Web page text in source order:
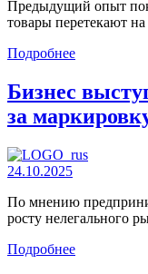
Предыдущий опыт
товары перетекают
Подробнее
Бизнес
за
24.10.2025
По мнению
росту нелегального
Подробнее